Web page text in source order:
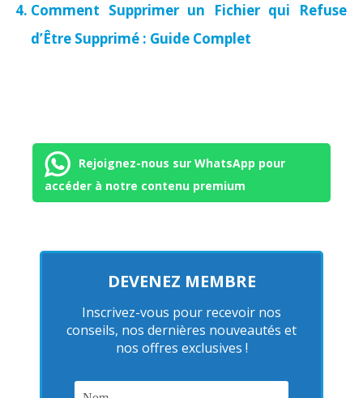
Comment Supprimer un Fichier qui Refuse
d’Être Supprimé : Guide Complet
Rejoignez-nous sur WhatsApp pour
accéder à notre contenu premium
DEVENEZ MEMBRE
Inscrivez-vous pour recevoir nos
conseils, nos dernières nouveautés et
nos offres exclusives !